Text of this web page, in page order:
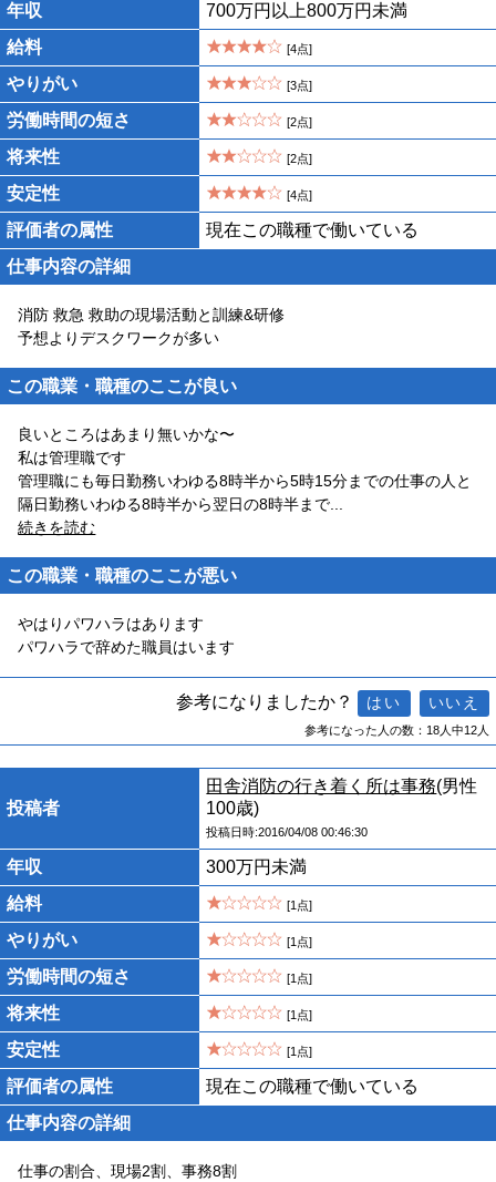
年収
700万円以上800万円未満
給料
[4点]
やりがい [3点]
労働時間の短さ [2点]
将来性 [2点]
安定性 [4点]
評価者の属性
現在この職種で働いている
仕事内容の詳細
消防 救急 救助の現場活動と訓練&研修
予想よりデスクワークが多い
この職業・職種のここが良い
良いところはあまり無いかな〜
私は管理職です
管理職にも毎日勤務いわゆる8時半から5時15分までの仕事の人と
隔日勤務いわゆる8時半から翌日の8時半まで
続きを読む
この職業・職種のここが悪い
やはりパワハラはあります
パワハラで辞めた職員はいます
参考になりましたか？
参考になった人の数：18人中12人
投稿者
田舎消防の行き着く所は事務(男性
100歳)
投稿日時:2016/04/08 00:46:30
年収
300万円未満
給料
[1点]
やりがい [1点]
労働時間の短さ [1点]
将来性 [1点]
安定性 [1点]
評価者の属性
現在この職種で働いている
仕事内容の詳細
仕事の割合、現場2割、事務8割